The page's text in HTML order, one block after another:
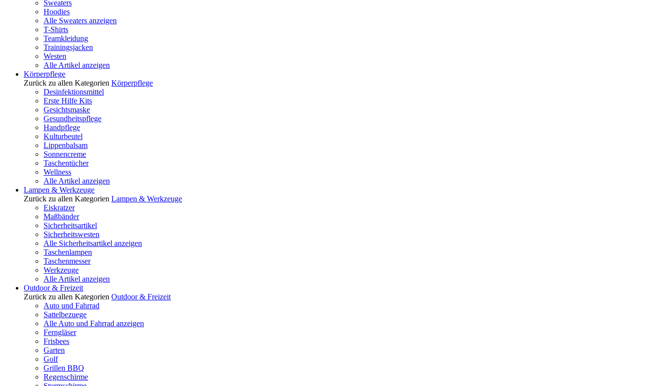
Sweaters
Hoodies
Alle Sweaters anzeigen
T-Shirts
Teamkleidung
Trainingsjacken
Westen
Alle Artikel anzeigen
Körperpflege
Zurück zu allen Kategorien Körperpflege
Desinfektionsmittel
Erste Hilfe Kits
Gesichtsmaske
Gesundheitspflege
Handpflege
Kulturbeutel
Lippenbalsam
Sonnencreme
Taschentücher
Wellness
Alle Artikel anzeigen
Lampen & Werkzeuge
Zurück zu allen Kategorien Lampen & Werkzeuge
Eiskratzer
Maßbänder
Sicherheitsartikel
Sicherheitswesten
Alle Sicherheitsartikel anzeigen
Taschenlampen
Taschenmesser
Werkzeuge
Alle Artikel anzeigen
Outdoor & Freizeit
Zurück zu allen Kategorien Outdoor & Freizeit
Auto und Fahrrad
Sattelbezuege
Alle Auto und Fahrrad anzeigen
Ferngläser
Frisbees
Garten
Golf
Grillen BBQ
Regenschirme